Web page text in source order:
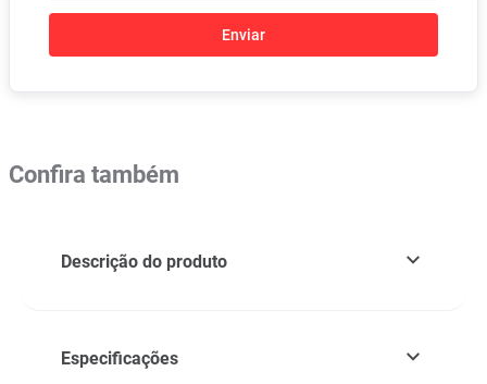
Enviar
Confira também
Descrição do produto
Especificações